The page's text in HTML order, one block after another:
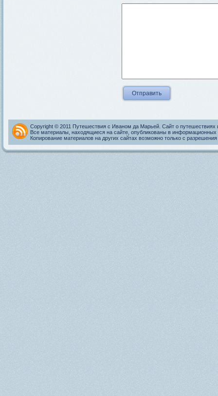
Copyright © 2011 Путешествия с Иваном да Марьей. Сайт о путешествиях
Все материалы, находящиеся на сайте, опубликованы в информационных
Копирование материалов на других сайтах возможно только с разрешения